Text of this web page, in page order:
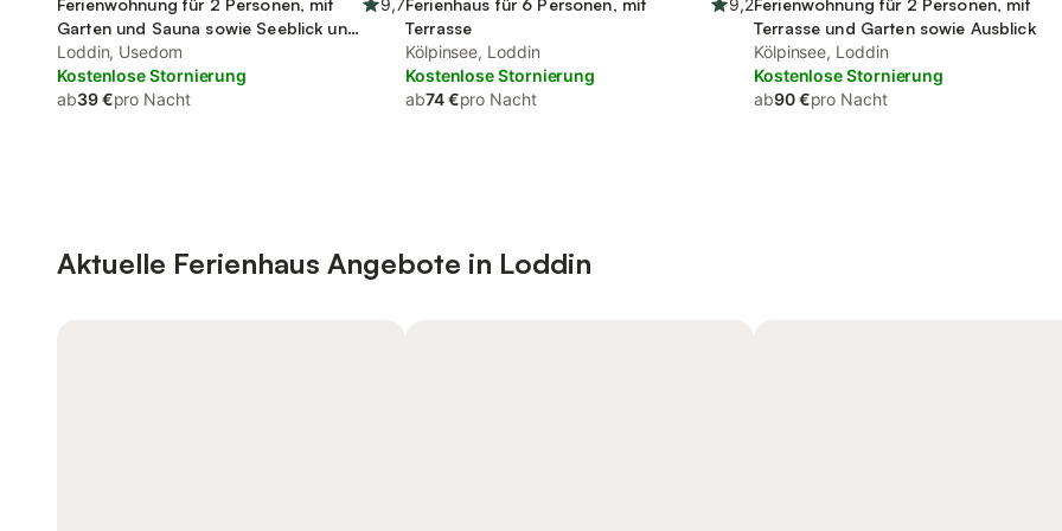
Ferienwohnung für 2 Personen, mit
Garten und Sauna sowie Seeblick und
Ausblick
9,7
Loddin, Usedom
Kostenlose Stornierung
ab39 €pro Nacht
Ferienhaus für 6 Personen, mit
Terrasse
9,2
Kölpinsee, Loddin
Kostenlose Stornierung
ab74 €pro Nacht
Ferienwohnung für 2 Personen, mit
Terrasse und Garten sowie Ausblick
Kölpinsee, Loddin
Kostenlose Stornierung
ab90 €pro Nacht
Aktuelle Ferienhaus Angebote in Loddin